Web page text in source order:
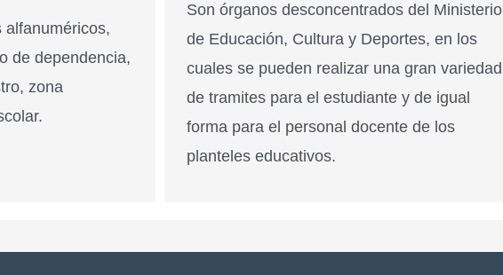
alfanuméricos,
de dependencia,
zona
Son órganos desconcentrados del Ministerio
de Educación, Cultura y Deportes, en los
cuales se pueden realizar una gran variedad
de tramites para el estudiante y de igual
forma para el personal docente de los
planteles educativos.